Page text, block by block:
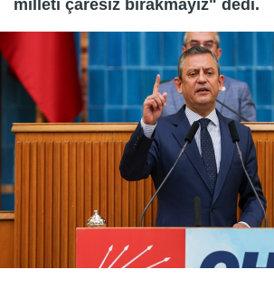
milleti çaresiz bırakmayız" dedi.